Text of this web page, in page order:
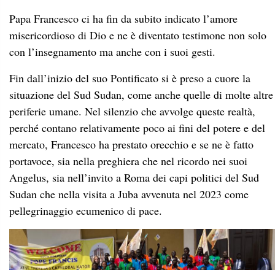
Papa Francesco ci ha fin da subito indicato l’amore
misericordioso di Dio e ne è diventato testimone non solo
con l’insegnamento ma anche con i suoi gesti.
Fin dall’inizio del suo Pontificato si è preso a cuore la
situazione del Sud Sudan, come anche quelle di molte altre
periferie umane. Nel silenzio che avvolge queste realtà,
perché contano relativamente poco ai fini del potere e del
mercato, Francesco ha prestato orecchio e se ne è fatto
portavoce, sia nella preghiera che nel ricordo nei suoi
Angelus, sia nell’invito a Roma dei capi politici del Sud
Sudan che nella visita a Juba avvenuta nel 2023 come
pellegrinaggio ecumenico di pace.